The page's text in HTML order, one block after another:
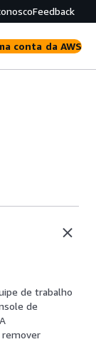
Feedback
conta da AWS
de trabalho
de
remover